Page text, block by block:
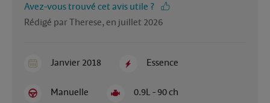
Avez-vous trouvé cet avis utile ?
Rédigé par Therese, en juillet 2026
Janvier 2018 Essence
Manuelle 0.9L - 90 ch